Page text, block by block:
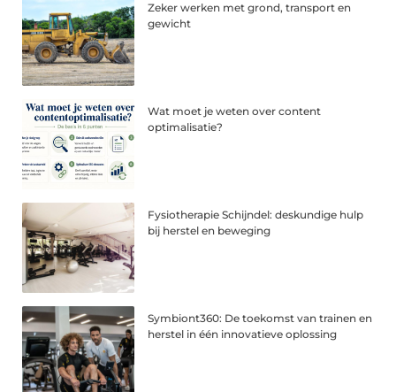
Zeker werken met grond, transport en
gewicht
Wat moet je weten over content
optimalisatie?
Fysiotherapie Schijndel: deskundige hulp
bij herstel en beweging
Symbiont360: De toekomst van trainen en
herstel in één innovatieve oplossing